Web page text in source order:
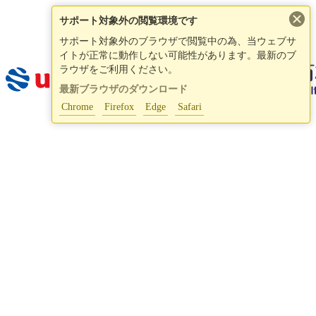
サポート対象外の閲覧環境です
サポート対象外のブラウザで閲覧中の為、当ウェブサ
イトが正常に動作しない可能性があります。最新のブ
ラウザをご利用ください。
最新ブラウザのダウンロード
Chrome
Firefox Edge Safari